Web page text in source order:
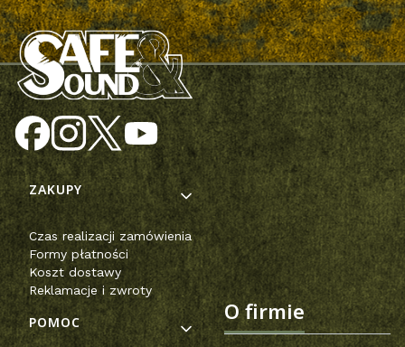
Linki w stopce
ZAKUPY
Czas realizacji zamówienia
Formy płatności
Koszt dostawy
Reklamacje i zwroty
POMOC O firmie